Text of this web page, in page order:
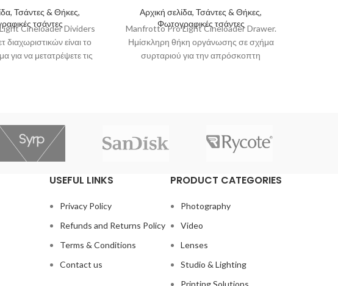
Τσάντες & Θήκες,
τσάντες
Cineloader Dividers
διαχωριστικών είναι το
για να μετατρέψετε τις
Αρχική σελίδα, Τσάντες & Θήκες,
Φωτογραφικές τσάντες
Manfrotto Pro Light Cineloader Drawer.
Ημίσκληρη θήκη οργάνωσης σε σχήμα
συρταριού για την απρόσκοπτη
USEFUL LINKS
Privacy Policy
Refunds and Returns Policy
Terms & Conditions
Contact us
PRODUCT CATEGORIES
Photography
Video
Lenses
Studio & Lighting